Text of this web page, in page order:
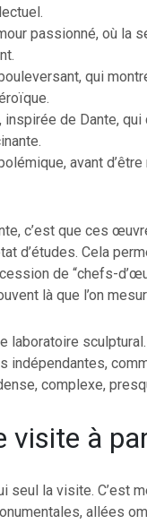
passionné, où la
qui
de Dante,
avant d’être
c’est que ces
d’études. Cela
de “chefs-
là que l’on
laboratoire
indépendantes,
complexe,
visite à
la visite. C’est
allées